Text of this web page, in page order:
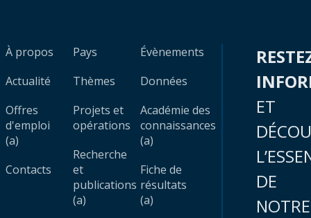
À propos
Actualité
Offres
d'emploi
(a)
Contacts
Pays
Thèmes
Projets et
opérations
Recherche
et
publications
(a)
Évènements
Données
Académie des
connaissances
(a)
Fiche de
résultats
(a)
ET
DE
NOTRE